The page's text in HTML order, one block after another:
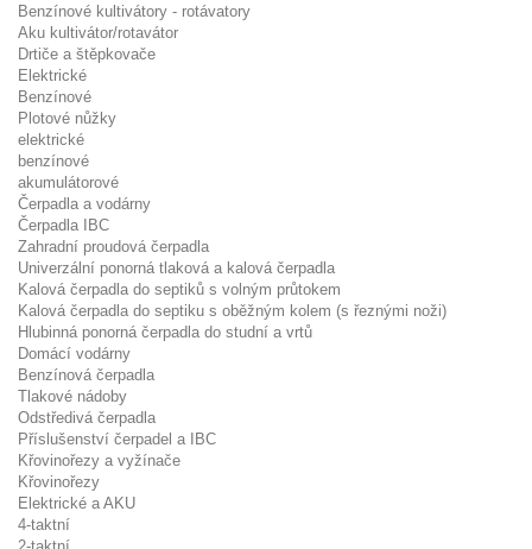
Benzínové kultivátory - rotávatory
Aku kultivátor/rotavátor
Drtiče a štěpkovače
Elektrické
Benzínové
Plotové nůžky
elektrické
benzínové
akumulátorové
Čerpadla a vodárny
Čerpadla IBC
Zahradní proudová čerpadla
Univerzální ponorná tlaková a kalová čerpadla
Kalová čerpadla do septiků s volným průtokem
Kalová čerpadla do septiku s oběžným kolem (s řeznými noži)
Hlubinná ponorná čerpadla do studní a vrtů
Domácí vodárny
Benzínová čerpadla
Tlakové nádoby
Odstředivá čerpadla
Příslušenství čerpadel a IBC
Křovinořezy a vyžínače
Křovinořezy
Elektrické a AKU
4-taktní